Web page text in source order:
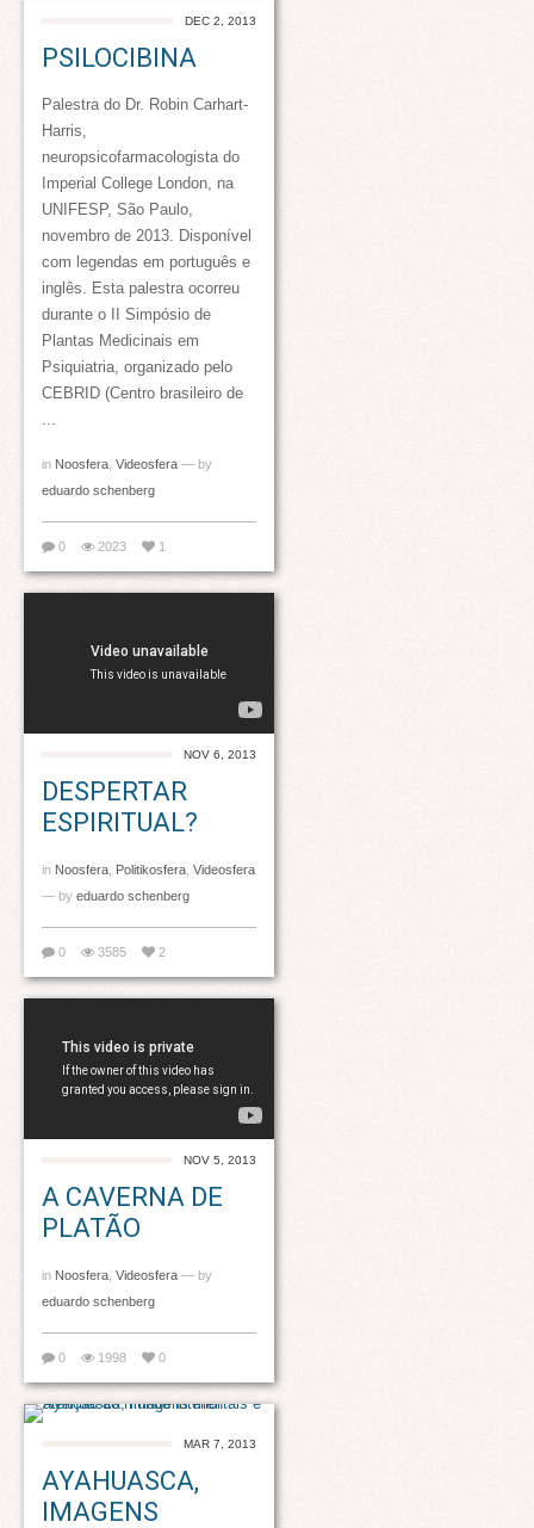
DEC 2, 2013
PSILOCIBINA
Palestra do Dr. Robin Carhart-
Harris,
neuropsicofarmacologista do
Imperial College London, na
UNIFESP, São Paulo,
novembro de 2013. Disponível
com legendas em português e
inglês. Esta palestra ocorreu
durante o II Simpósio de
Plantas Medicinais em
Psiquiatria, organizado pelo
CEBRID (Centro brasileiro de
...
in Noosfera, Videosfera — by
eduardo schenberg
0 2023 1
NOV 6, 2013
DESPERTAR
ESPIRITUAL?
in Noosfera, Politikosfera, Videosfera
— by eduardo schenberg
0 3585 2
NOV 5, 2013
A CAVERNA DE
PLATÃO
in Noosfera, Videosfera — by
eduardo schenberg
0 1998 0
MAR 7, 2013
AYAHUASCA,
IMAGENS